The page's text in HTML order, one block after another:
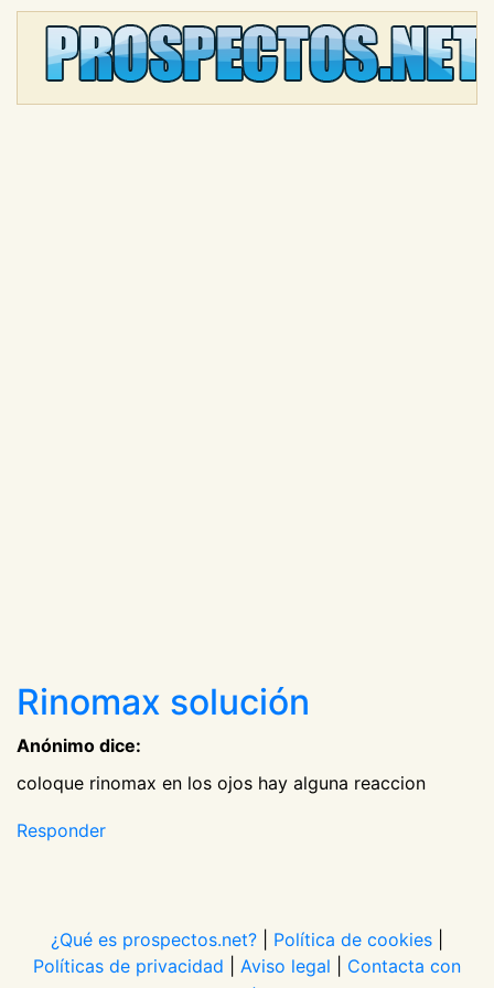
Rinomax solución
Anónimo dice:
coloque rinomax en los ojos hay alguna reaccion
Responder
¿Qué es prospectos.net? Política de cookies
Políticas de privacidad
Aviso legal
Contacta con